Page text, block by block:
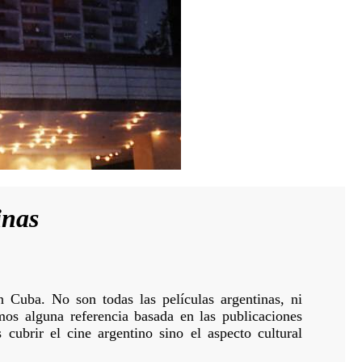
Cuba. No son todas las películas argentinas, ni
alguna referencia basada en las publicaciones
cubrir el cine argentino sino el aspecto cultural